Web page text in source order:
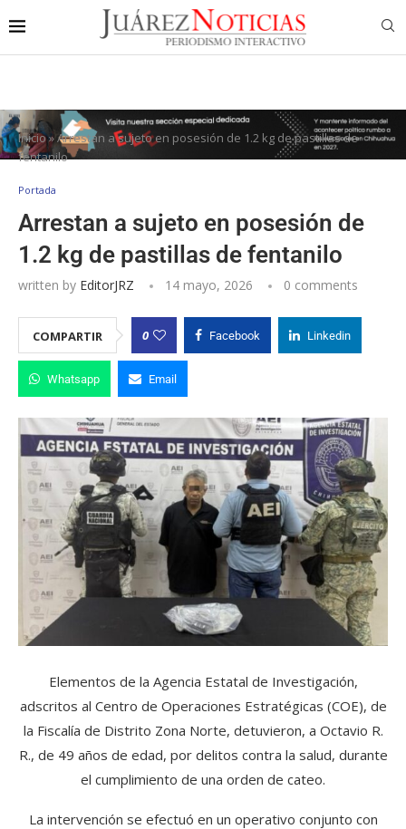
Inicio»Arrestan a sujeto en posesión de 1.2 kg de pastillas de
fentanilo
Portada
Arrestan a sujeto en posesión de
1.2 kg de pastillas de fentanilo
written by EditorJRZ 14 mayo, 2026 0 comments
COMPARTIR 0 Facebook Linkedin
Whatsapp Email
Elementos de la Agencia Estatal de Investigación,
adscritos al Centro de Operaciones Estratégicas (COE), de
la Fiscalía de Distrito Zona Norte, detuvieron, a Octavio R.
R., de 49 años de edad, por delitos contra la salud, durante
el cumplimiento de una orden de cateo.
La intervención se efectuó en un operativo conjunto con